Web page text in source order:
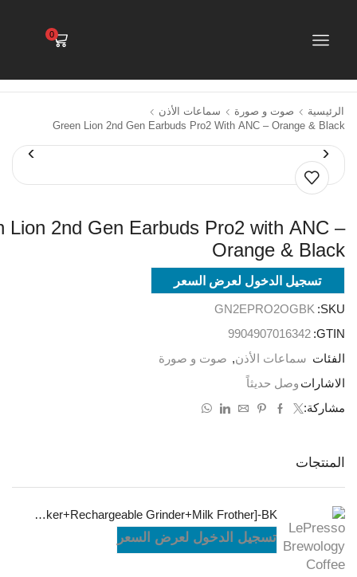
0
الرئيسية صوت و صورة
سماعات الأذن
Green Lion 2nd Gen Earbuds Pro2 With ANC – Orange & Black
Lion 2nd Gen Earbuds Pro2 with ANC –
Orange & Black
تسجيل الدخول لعرض السعر
SKU:
GN2EPRO2OGBK
GTIN:
9904907016342
الفئات سماعات الأذن, صوت و صورة
الاشارات وصل حديثاً
مشاركة:
المنتجات
LePresso Brewology Coffee Kit [Espresso Maker+Rechargeable Grinder+Milk Frother]-BK
تسجيل الدخول لعرض السعر